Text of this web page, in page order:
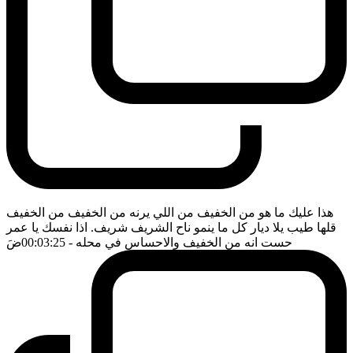
هذا عليك ما هو من الخفيف من اللي يرنه من الخفيف من الخفيف
قلها طيب يلا ديار كل ما ينمو ناح الشريف شريف. اذا نفسك يا عمر
حست انه من الخفيف والاحساس في محله - 00:03:25 ضَ